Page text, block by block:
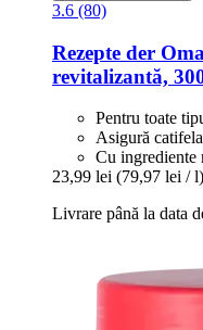
3.6 (80)
Rezepte der
revitalizantă,
Pentru toate
Asigură
Cu ingrediente
23,99 lei (79,97 lei / l)
Livrare până la data